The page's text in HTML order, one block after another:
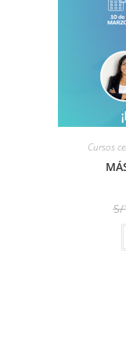
Cursos
S/